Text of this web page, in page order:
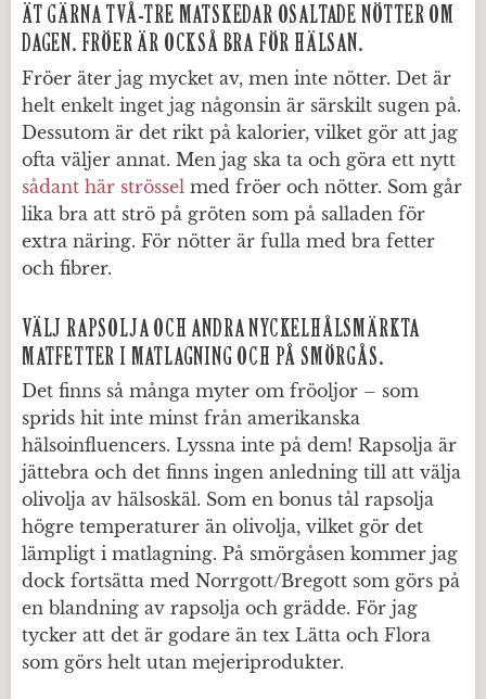
ÄT GÄRNA TVÅ-TRE MATSKEDAR OSALTADE NÖTTER OM
DAGEN. FRÖER ÄR OCKSÅ BRA FÖR HÄLSAN.
Fröer äter jag mycket av, men inte nötter. Det är
helt enkelt inget jag någonsin är särskilt sugen på.
Dessutom är det rikt på kalorier, vilket gör att jag
ofta väljer annat. Men jag ska ta och göra ett nytt
sådant här strössel med fröer och nötter. Som går
lika bra att strö på gröten som på salladen för
extra näring. För nötter är fulla med bra fetter
och fibrer.
VÄLJ RAPSOLJA OCH ANDRA NYCKELHÅLSMÄRKTA
MATFETTER I MATLAGNING OCH PÅ SMÖRGÅS.
Det finns så många myter om fröoljor – som
sprids hit inte minst från amerikanska
hälsoinfluencers. Lyssna inte på dem! Rapsolja är
jättebra och det finns ingen anledning till att välja
olivolja av hälsoskäl. Som en bonus tål rapsolja
högre temperaturer än olivolja, vilket gör det
lämpligt i matlagning. På smörgåsen kommer jag
dock fortsätta med Norrgott/Bregott som görs på
en blandning av rapsolja och grädde. För jag
tycker att det är godare än tex Lätta och Flora
som görs helt utan mejeriprodukter.